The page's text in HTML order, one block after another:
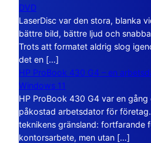
DVD
LaserDisc var den stora, blanka
bättre bild, bättre ljud och
Trots att formatet aldrig slog
det en […]
HP ProBook 430 G4 – en
Windows 11
HP ProBook 430 G4 var en gång
påkostad arbetsdator för
teknikens gränsland: fortfarande
kontorsarbete, men utan […]